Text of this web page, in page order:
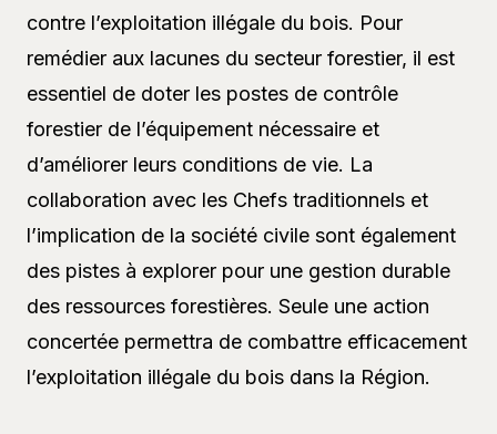
contre l’exploitation illégale du bois. Pour
remédier aux lacunes du secteur forestier, il est
essentiel de doter les postes de contrôle
forestier de l’équipement nécessaire et
d’améliorer leurs conditions de vie. La
collaboration avec les Chefs traditionnels et
l’implication de la société civile sont également
des pistes à explorer pour une gestion durable
des ressources forestières. Seule une action
concertée permettra de combattre efficacement
l’exploitation illégale du bois dans la Région.